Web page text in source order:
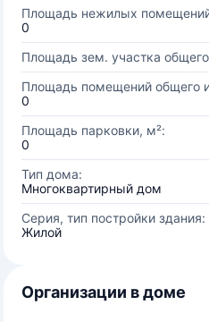
Площадь нежилых
0
Площадь зем. участка
Площадь помещений общего
0
Площадь парковки, м²:
0
Тип дома:
Многоквартирный дом
Серия, тип постройки здания:
Жилой
Организации в доме